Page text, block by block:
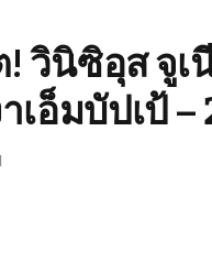
วินิซิอุส จูเ
าเอ็มบัปเป้